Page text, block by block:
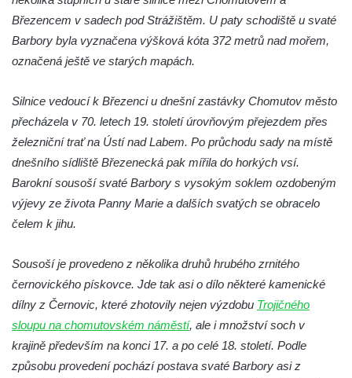
Budějovicích
Sochy brouků u Mlýnské stoky v Českých
Budějovicích
Socha svatého Zachariáše na nádvoří
kláštera dominikánů v Českých
Budějovicích
Socha svatého Josefa na nádvoří kláštera
dominikánů v Českých Budějovicích
dominikánů v Českých Budějovicích
Socha svatého Dominika na nádvoří
kláštera dominikánů v Českých
Budějovicích
Březencem v sadech pod Strážištěm. U paty schodiště u svaté
Barbory byla vyznačena výšková kóta 372 metrů nad mořem,
označená ještě ve starých mapách.
Silnice vedoucí k Březenci u dnešní zastávky Chomutov město
přecházela v 70. letech 19. století úrovňovým přejezdem přes
železniční trať na Ústí nad Labem. Po průchodu sady na místě
dnešního sídliště Březenecká pak mířila do horkých vsí.
Barokní sousoší svaté Barbory s vysokým soklem ozdobeným
výjevy ze života Panny Marie a dalších svatých se obracelo
čelem k jihu.
Sousoší je provedeno z několika druhů hrubého zrnitého
černovického pískovce. Jde tak asi o dílo některé kamenické
dílny z Černovic, které zhotovily nejen výzdobu Trojičného
sloupu na chomutovském náměstí, ale i množství soch v
krajině především na konci 17. a po celé 18. století. Podle
způsobu provedení pochází postava svaté Barbory asi z